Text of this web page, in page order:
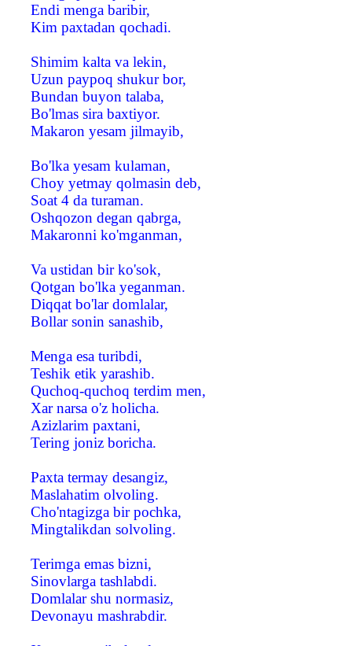
Endi menga baribir,
Kim paxtadan qochadi.
Shimim kalta va lekin,
Uzun paypoq shukur bor,
Bundan buyon talaba,
Bo'lmas sira baxtiyor.
Makaron yesam jilmayib,
Bo'lka yesam kulaman,
Choy yetmay qolmasin deb,
Soat 4 da turaman.
Oshqozon degan qabrga,
Makaronni ko'mganman,
Va ustidan bir ko'sok,
Qotgan bo'lka yeganman.
Diqqat bo'lar domlalar,
Bollar sonin sanashib,
Menga esa turibdi,
Teshik etik yarashib.
Quchoq-quchoq terdim men,
Xar narsa o'z holicha.
Azizlarim paxtani,
Tering joniz boricha.
Paxta termay desangiz,
Maslahatim olvoling.
Cho'ntagizga bir pochka,
Mingtalikdan solvoling.
Terimga emas bizni,
Sinovlarga tashlabdi.
Domlalar shu normasiz,
Devonayu mashrabdir.